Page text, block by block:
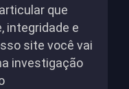
que
integridade e
site você vai
investigação